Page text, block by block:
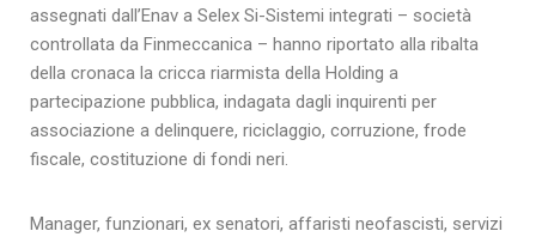
assegnati dall’Enav a Selex Si-Sistemi integrati – società
controllata da Finmeccanica – hanno riportato alla ribalta
della cronaca la cricca riarmista della Holding a
partecipazione pubblica, indagata dagli inquirenti per
associazione a delinquere, riciclaggio, corruzione, frode
fiscale, costituzione di fondi neri.
Manager, funzionari, ex senatori, affaristi neofascisti, servizi